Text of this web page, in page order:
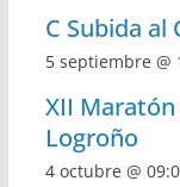
C Subida al
5 septiembre @
XII
Logroño
4 octubre @